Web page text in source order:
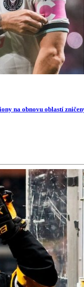
na obnovu oblastí